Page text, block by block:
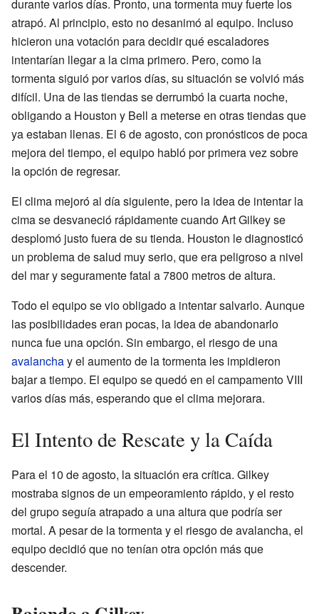
durante varios días. Pronto, una tormenta muy fuerte los
atrapó. Al principio, esto no desanimó al equipo. Incluso
hicieron una votación para decidir qué escaladores
intentarían llegar a la cima primero. Pero, como la
tormenta siguió por varios días, su situación se volvió más
difícil. Una de las tiendas se derrumbó la cuarta noche,
obligando a Houston y Bell a meterse en otras tiendas que
ya estaban llenas. El 6 de agosto, con pronósticos de poca
mejora del tiempo, el equipo habló por primera vez sobre
la opción de regresar.
El clima mejoró al día siguiente, pero la idea de intentar la
cima se desvaneció rápidamente cuando Art Gilkey se
desplomó justo fuera de su tienda. Houston le diagnosticó
un problema de salud muy serio, que era peligroso a nivel
del mar y seguramente fatal a 7800 metros de altura.
Todo el equipo se vio obligado a intentar salvarlo. Aunque
las posibilidades eran pocas, la idea de abandonarlo
nunca fue una opción. Sin embargo, el riesgo de una
avalanchay el aumento de la tormenta les impidieron
bajar a tiempo. El equipo se quedó en el campamento VIII
varios días más, esperando que el clima mejorara.
El Intento de Rescate y la Caída
Para el 10 de agosto, la situación era crítica. Gilkey
mostraba signos de un empeoramiento rápido, y el resto
del grupo seguía atrapado a una altura que podría ser
mortal. A pesar de la tormenta y el riesgo de avalancha, el
equipo decidió que no tenían otra opción más que
descender.